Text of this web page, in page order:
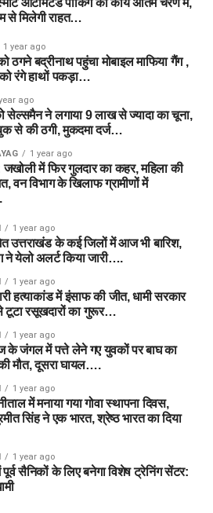
से मिलेगी राहत…
1 year ago
ठगने बद्रीनाथ पहुंचा मोबाइल माफिया गैंग ,
रंगे हाथों पकड़ा…
ago
सेल्समैन ने लगाया 9 लाख से ज्यादा का चूना,
से की ठगी, मुकदमा दर्ज…
1 year ago
जखोली में फिर गुलदार का कहर, महिला की
वन विभाग के खिलाफ ग्रामीणों में
1 year ago
उत्तराखंड के कई जिलों में आज भी बारिश,
ने येलो अलर्ट किया जारी….
1 year ago
हत्याकांड में इंसाफ की जीत, धामी सरकार
टूटा रसूखदारों का गुरूर…
1 year ago
जंगल में पत्ते लेने गए युवकों पर बाघ का
मौत, दूसरा घायल….
1 year ago
में मनाया गया गोवा स्थापना दिवस,
सिंह ने एक भारत, श्रेष्ठ भारत का दिया
1 year ago
सैनिकों के लिए बनेगा विशेष ट्रेनिंग सेंटर: